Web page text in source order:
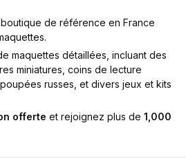
de référence en France
maquettes détaillées, incluant des
miniatures, coins de lecture
russes, et divers jeux et kits
offerte et rejoignez plus de 1,000